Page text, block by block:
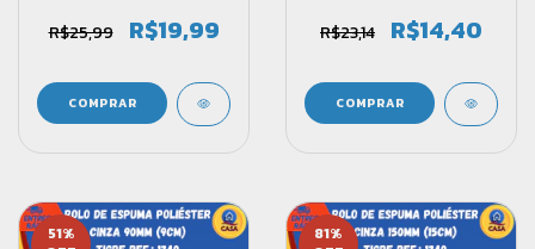
R$25,99
R$19,99
R$23,14
R$14,40
51%
81%